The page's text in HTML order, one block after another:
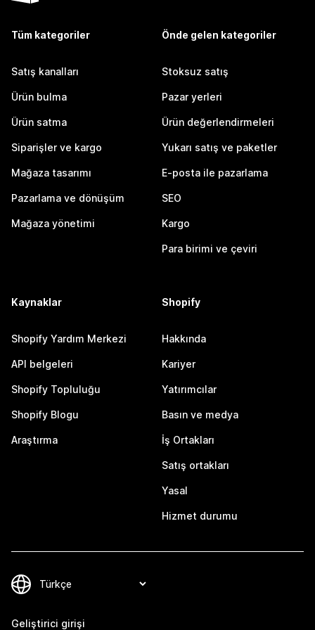
Tüm kategoriler
Satış kanalları
Ürün bulma
Ürün satma
Siparişler ve kargo
Mağaza tasarımı
Pazarlama ve dönüşüm
Mağaza yönetimi
Önde gelen kategoriler
Stoksuz satış
Pazar yerleri
Ürün değerlendirmeleri
Yukarı satış ve paketler
E-posta ile pazarlama
SEO
Kargo
Para birimi ve çeviri
Kaynaklar
Shopify Yardım Merkezi
API belgeleri
Shopify Topluluğu
Shopify Blogu
Araştırma
Shopify
Hakkında
Kariyer
Yatırımcılar
Basın ve medya
İş Ortakları
Satış ortakları
Yasal
Hizmet durumu
Geliştirici girişi